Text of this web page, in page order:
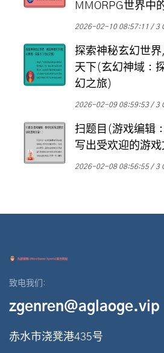
MMORPG世界中
2026-02-10 08:57:11 3
探索神秘玄幻世
天下(玄幻神域：
幻之旅)
2026-02-09 08:59:53 3
扫题目(游戏编辑
写出受欢迎的游
2026-02-08 08:56:55 3
致电我们:
zgenren@aglaoge.vip
赤水市浇凳港435号